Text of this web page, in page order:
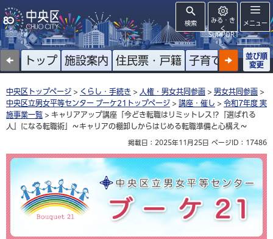
検索
みる・き
く
SUPPORT
メニュー
トップ 施設案内 住民票・戸籍 子育て 高齢者
並び順
変更
中央区トップページ > くらし・手続き > 人権・男女共同参画 > 男女共同参画 >
中央区立男女平等センター ブーケ21トップページ > 講座・催し > 令和7年度 実
施事業一覧 > キャリアアップ講座「今どき転職はリミットレス⁉『選ばれる
人』になる転職術」～キャリアの棚卸しからはじめる転職準備と心構え～
掲載日：2025年11月25日 ページID：17486